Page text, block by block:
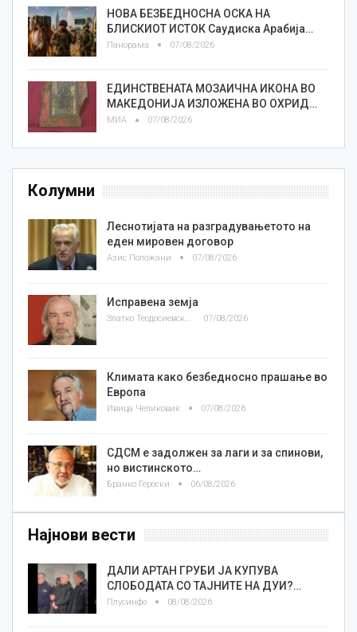
НОВА БЕЗБЕДНОСНА ОСКА НА
БЛИСКИОТ ИСТОК Саудиска Арабија…
Панорама 07/08/2026
ЕДИНСТВЕНАТА МОЗАИЧНА ИКОНА ВО
МАКЕДОНИЈА ИЗЛОЖЕНА ВО ОХРИД…
МИА 07/08/2026
Колумни
Леснотијата на разградувањетото на
еден мировен договор
Азис Положани 07/08/2026
Исправена земја
Златко Теодосиевски 07/08/2026
Климата како безбедносно прашање во
Европа
Ивица Челиковиќ 07/08/2026
СДСМ е задолжен за лаги и за спинови,
но вистинското…
Бранко Героски 06/08/2026
Најнови вести
ДАЛИ АРТАН ГРУБИ ЈА КУПУВА
СЛОБОДАТА СО ТАЈНИТЕ НА ДУИ?…
Плусинфо 08/08/2026